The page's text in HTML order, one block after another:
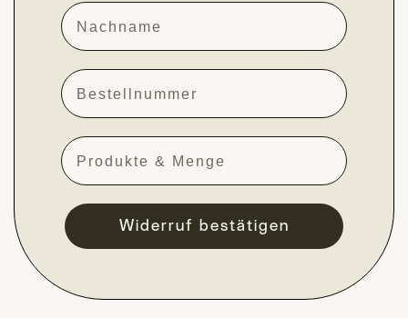
Nachname
Bestellnummer
Artikel
Widerruf bestätigen